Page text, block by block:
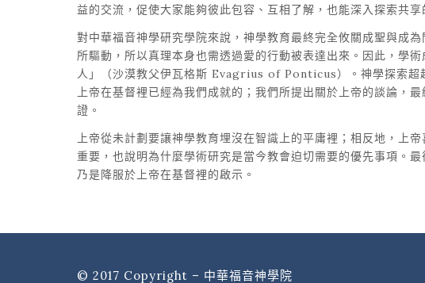
益的交流，促使大家能夠彼此包容、互相了解，也能深入探索共
對中華福音神學研究學院來說，神學教育最終完全攸關成聖與成
所驅動，所以真理本身也需透過愛的行動被表達出來。因此，學
人」（沙漠教父伊瓦格斯 Evagrius of Ponticus）。神學探索超
上帝在基督裡已經為我們成就的；我們所提出關於上帝的談論，
證。
上帝從未計劃要讓神學教育埋沒在智識上的平庸裡；相反地，上
重要，也說明為什麼學術研究是當今教會迫切需要的優先事項。
乃是降服於上帝在基督裡的啟示。
© 2017 Copyright – 中華福音神學院